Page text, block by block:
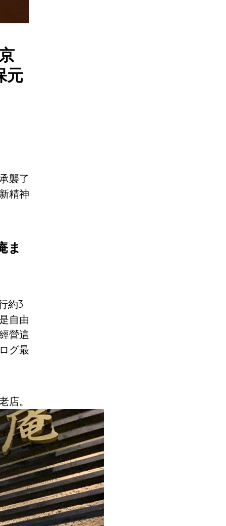
元
襲了
精神
ま
約3
自由
營這
グ最
店。